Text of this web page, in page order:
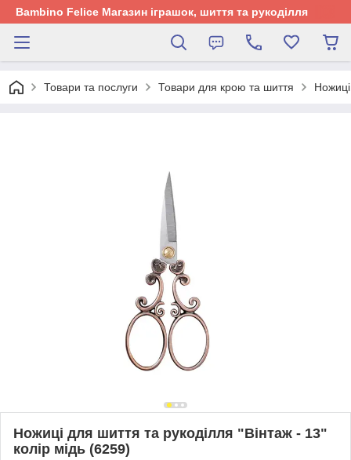
Bambino Felice Магазин іграшок, шиття та рукоділля
Товари та послуги Товари для крою та шиття Ножиці
Ножиці для шиття та рукоділля "Вінтаж - 13"
колір мідь (6259)